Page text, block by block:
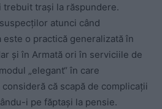
trebuit trași la răspundere.
atunci când
o practică generalizată în
și în Armată ori în serviciile de
„elegant“ în care
că scapă de complicații
i pe făptași la pensie.